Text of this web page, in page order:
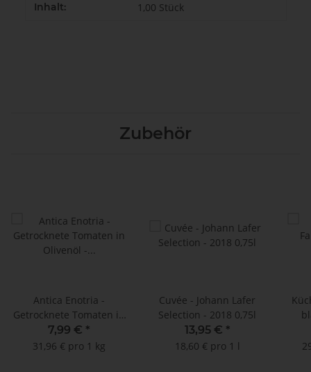
Inhalt: 1,00 Stück
Zubehör
Antica Enotria -
Getrocknete Tomaten in
Olivenöl - 250 g
7,99 € *
31,96 € pro 1 kg
Cuvée - Johann Lafer
Selection - 2018 0,75l
13,95 € *
18,60 € pro 1 l